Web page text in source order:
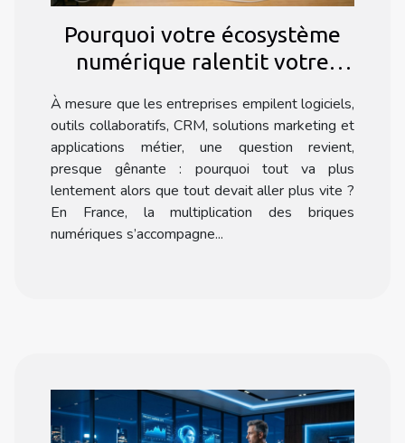
Pourquoi votre écosystème
numérique ralentit votre
À mesure que les entreprises empilent logiciels,
outils collaboratifs, CRM, solutions marketing et
applications métier, une question revient,
presque gênante : pourquoi tout va plus
lentement alors que tout devait aller plus vite ?
En France, la multiplication des briques
numériques s’accompagne...